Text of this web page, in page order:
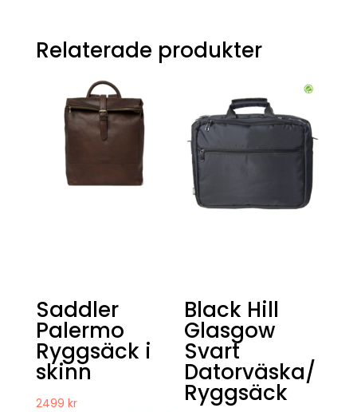
Relaterade produkter
Saddler
Palermo
Ryggsäck i
skinn
2499 kr
Black Hill
Glasgow
Svart
Datorväska/
Ryggsäck